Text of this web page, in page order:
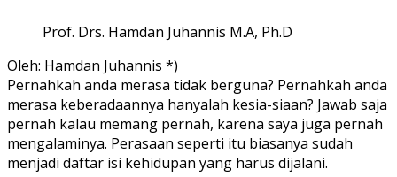
Prof. Drs. Hamdan Juhannis M.A, Ph.D
Oleh: Hamdan Juhannis *)
Pernahkah anda merasa tidak berguna? Pernahkah anda
merasa keberadaannya hanyalah kesia-siaan? Jawab saja
pernah kalau memang pernah, karena saya juga pernah
mengalaminya. Perasaan seperti itu biasanya sudah
menjadi daftar isi kehidupan yang harus dijalani.